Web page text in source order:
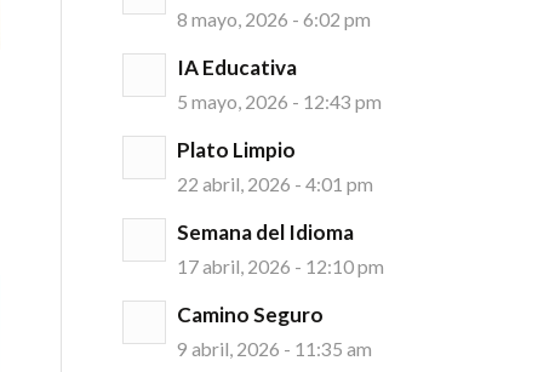
8 mayo, 2026 - 6:02 pm
IA Educativa
5 mayo, 2026 - 12:43 pm
Plato Limpio
22 abril, 2026 - 4:01 pm
Semana del Idioma
17 abril, 2026 - 12:10 pm
Camino Seguro
9 abril, 2026 - 11:35 am